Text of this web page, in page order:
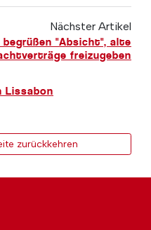
Nächster Artikel
begrüßen "Absicht", alte
freizugeben
Lissabon
zurückkehren